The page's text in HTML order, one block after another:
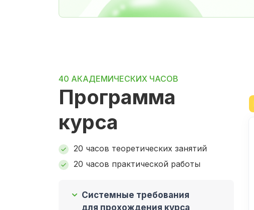
40 АКАДЕМИЧЕСКИХ ЧАСОВ
Программа
курса
20 часов теоретических занятий
20 часов практической работы
Системные требования
для прохождения курса